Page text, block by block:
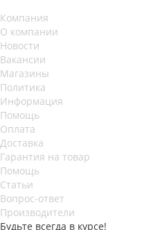
Компания
О компании
Новости
Вакансии
Магазины
Политика
Информация
Помощь
Оплата
Доставка
Гарантия на товар
Помощь
Статьи
Вопрос-ответ
Производители
Будьте всегда в курсе!